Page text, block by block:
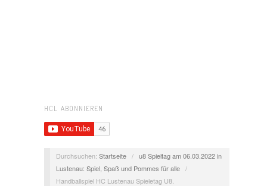
HCL ABONNIEREN
Durchsuchen: Startseite / u8 Spieltag am 06.03.2022 in
Lustenau: Spiel, Spaß und Pommes für alle /
Handballspiel HC Lustenau Spieletag U8.